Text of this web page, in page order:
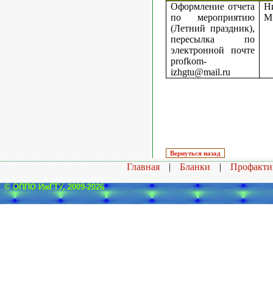
Оформление отчета
по мероприятию
(Летний праздник),
пересылка по
электронной почте
profkom-
izhgtu@mail.ru
Главная | Бланки |
© ОППО ИжГТУ, 2009-2026